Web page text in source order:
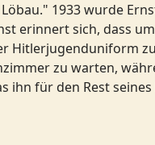
1933 wurde
erinnert sich, dass
Hitlerjugenduniform
zu warten,
ihn für den Rest